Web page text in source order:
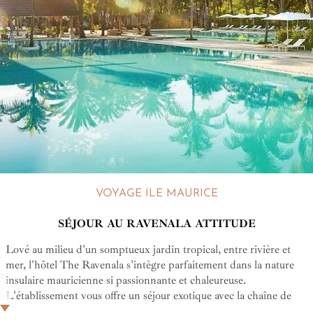
VOYAGE ILE MAURICE
SÉJOUR AU RAVENALA ATTITUDE
Lové au milieu d'un somptueux jardin tropical, entre rivière et
mer, l'hôtel The Ravenala s'intègre parfaitement dans la nature
insulaire mauricienne si passionnante et chaleureuse.
L'établissement vous offre un séjour exotique avec la chaîne de
montagne Moka en toile de fond et la baie aux Tortues donne une